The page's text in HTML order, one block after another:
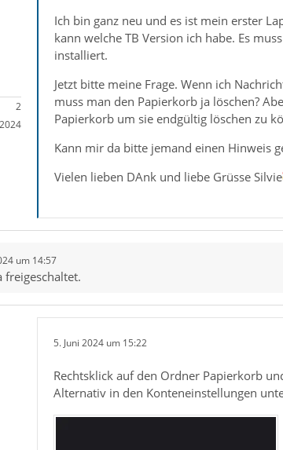
2
Ich bin ganz neu und es ist mein erster
kann welche TB Version ich habe. Es
installiert.
Jetzt bitte meine Frage. Wenn ich
muss man den Papierkorb ja löschen?
Papierkorb um sie endgültig löschen zu
Kann mir da bitte jemand einen Hinweis
Vielen lieben DAnk und liebe Grüsse Silvie
um 14:57
freigeschaltet.
5. Juni 2024 um 15:22
Rechtsklick auf den Ordner Papierkorb
Alternativ in den Konteneinstellungen